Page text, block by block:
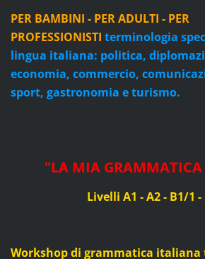
PER BAMBINI - PER ADULTI - PER
PROFESSIONISTI terminologia
lingua italiana: politica,
economia, commercio,
sport, gastronomia e turismo.
"LA MIA GRAMMATICA
Livelli A1 - A2 - B1/1
Workshop di grammatica italiana